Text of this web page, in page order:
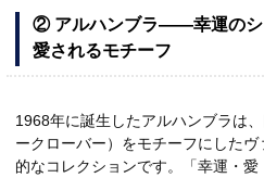
② アルハンブラ——幸運のシ
愛されるモチーフ
1968年に誕生したアルハンブラは
ークローバー）をモチーフにした
的なコレクションです。「幸運・